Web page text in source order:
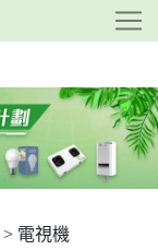
> 電視機